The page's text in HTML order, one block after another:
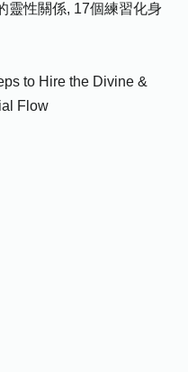
靈性關係, 17個練習化身
to Hire the Divine &
Flow